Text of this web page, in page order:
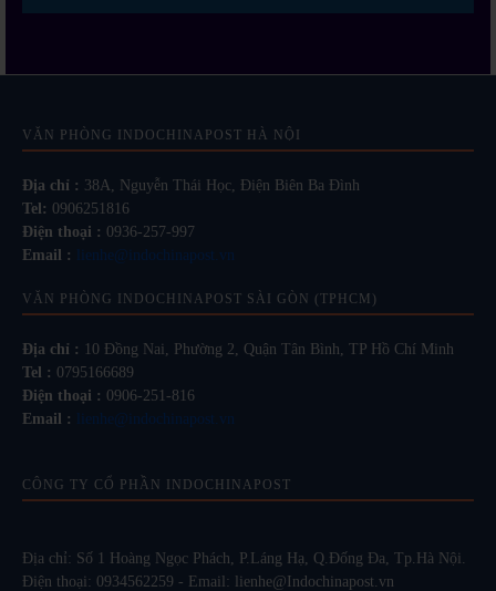
VĂN PHÒNG INDOCHINAPOST HÀ NỘI
Địa chỉ : 38A, Nguyễn Thái Học, Điện Biên Ba Đình
Tel: 0906251816
Điện thoại : 0936-257-997
Email :
lienhe@indochinapost.vn
VĂN PHÒNG INDOCHINAPOST SÀI GÒN (TPHCM)
Địa chỉ : 10 Đồng Nai, Phường 2, Quận Tân Bình, TP Hồ Chí Minh
Tel : 0795166689
Điện thoại : 0906-251-816
Email :
lienhe@indochinapost.vn
CÔNG TY CỔ PHẦN INDOCHINAPOST
Địa chỉ: Số 1 Hoàng Ngọc Phách, P.Láng Hạ, Q.Đống Đa, Tp.Hà Nội.
Điện thoại: 0934562259 - Email: lienhe@Indochinapost.vn